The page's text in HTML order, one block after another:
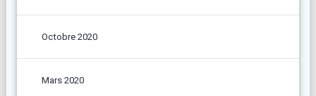
Octobre 2020
Mars 2020